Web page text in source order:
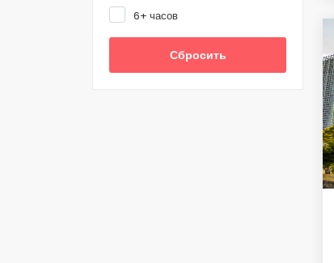
6+ часов
Сбросить